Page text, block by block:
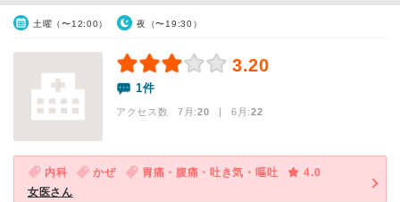
土曜（〜12:00） 夜（〜19:30）
3.20
1件
アクセス数 7月:20 | 6月:22
内科 かぜ 胃痛・腹痛・吐き気・嘔吐
4.0
女医さん